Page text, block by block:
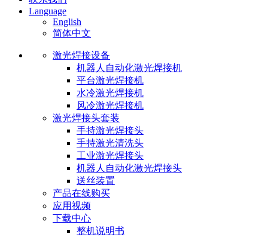
Language
English
简体中文
激光焊接设备
机器人自动化激光焊接机
平台激光焊接机
水冷激光焊接机
风冷激光焊接机
激光焊接头套装
手持激光焊接头
手持激光清洗头
工业激光焊接头
机器人自动化激光焊接头
送丝装置
产品在线购买
应用视频
下载中心
整机说明书